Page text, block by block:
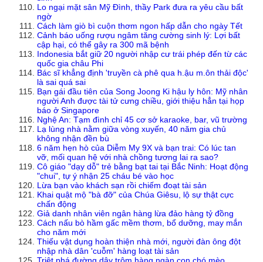
Lo ngại mặt sân Mỹ Đình, thầy Park đưa ra yêu cầu bất
ngờ
Cách làm giò bì cuộn thơm ngon hấp dẫn cho ngày Tết
Cảnh báo uống rượu ngâm tăng cường sinh lý: Lợi bất
cập hại, có thể gây ra 300 mã bệnh
Indonesia bắt giữ 20 người nhập cư trái phép đến từ các
quốc gia châu Phi
Bác sĩ khẳng định 'truyền cà phê qua h.ậu m.ôn thải độc'
là sai quá sai
Bạn gái đầu tiên của Song Joong Ki hậu ly hôn: Mỹ nhân
người Anh được tài tử cưng chiều, giới thiệu hẳn tại họp
báo ở Singapore
Nghệ An: Tạm đình chỉ 45 cơ sở karaoke, bar, vũ trường
Lạ lùng nhà nằm giữa vòng xuyến, 40 năm gia chủ
không nhận đền bù
6 năm hẹn hò của Diễm My 9X và bạn trai: Có lúc tan
vỡ, mối quan hệ với nhà chồng tương lai ra sao?
Cô giáo "dạy dỗ" trẻ bằng bạt tai tại Bắc Ninh: Hoạt động
"chui", tự ý nhận 25 cháu bé vào học
Lừa bạn vào khách sạn rồi chiếm đoạt tài sản
Khai quật mộ "bà đỡ" của Chúa Giêsu, lộ sự thật cực
chấn động
Giả danh nhân viên ngân hàng lừa đảo hàng tỷ đồng
Cách nấu bò hầm gấc mềm thơm, bổ dưỡng, may mắn
cho năm mới
Thiếu vật dụng hoàn thiện nhà mới, người đàn ông đột
nhập nhà dân 'cuỗm' hàng loạt tài sản